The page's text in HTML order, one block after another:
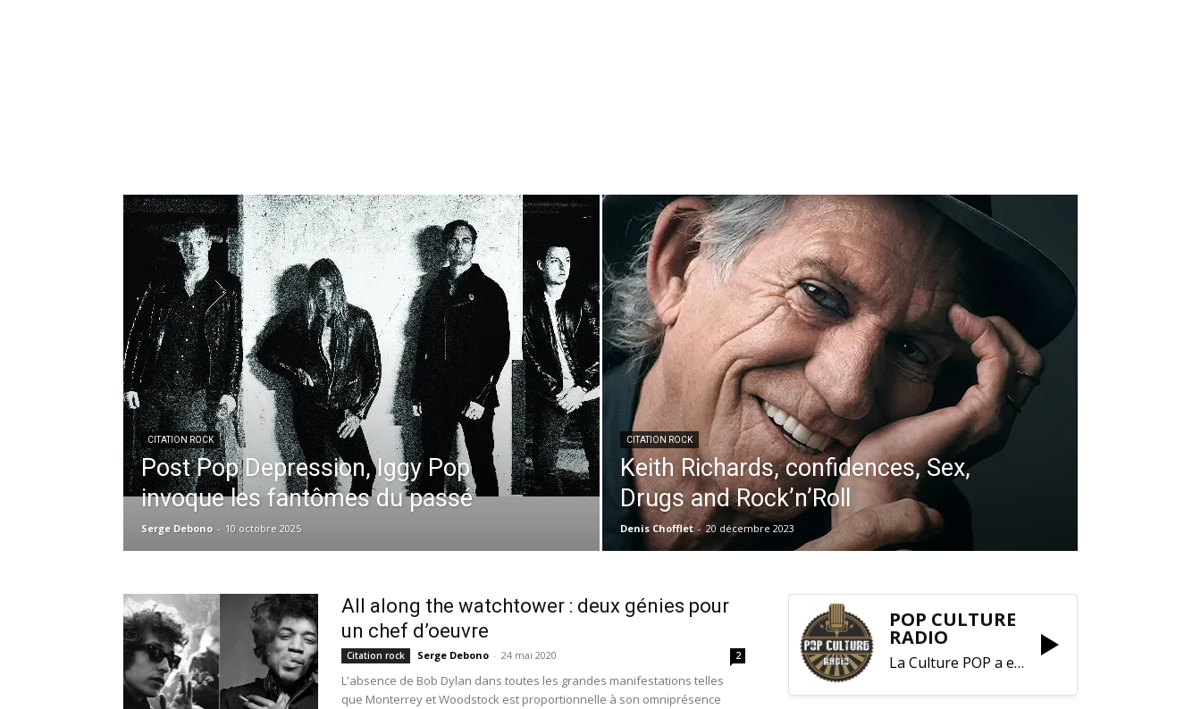
CITATION ROCK
Post Pop Depression, Iggy Pop
invoque les fantômes du passé
Serge Debono - 10 octobre 2025
CITATION ROCK
Keith Richards, confidences, Sex,
Drugs and Rock’n’Roll
Denis Chofflet - 20 décembre 2023
All along the watchtower : deux génies pour
un chef d’oeuvre
Citation rock Serge Debono - 24 mai 2020 2
L'absence de Bob Dylan dans toutes les grandes manifestations telles
que Monterrey et Woodstock est proportionnelle à son omniprésence
POP CULTURE
RADIO
La Culture POP a enfin trouvé sa RADIO !